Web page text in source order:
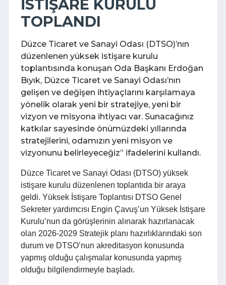
İSTİŞARE KURULU
TOPLANDI
Düzce Ticaret ve Sanayi Odası (DTSO)’nın
düzenlenen yüksek istişare kurulu
toplantısında konuşan Oda Başkanı Erdoğan
Bıyık, Düzce Ticaret ve Sanayi Odası’nın
gelişen ve değişen ihtiyaçlarını karşılamaya
yönelik olarak yeni bir stratejiye, yeni bir
vizyon ve misyona ihtiyacı var. Sunacağınız
katkılar sayesinde önümüzdeki yıllarında
stratejilerini, odamızın yeni misyon ve
vizyonunu belirleyeceğiz” ifadelerini kullandı.
Düzce Ticaret ve Sanayi Odası (DTSO) yüksek
istişare kurulu düzenlenen toplantıda bir araya
geldi. Yüksek İstişare Toplantısı DTSO Genel
Sekreter yardımcısı Engin Çavuş’un Yüksek İstişare
Kurulu’nun da görüşlerinin alınarak hazırlanacak
olan 2026-2029 Stratejik planı hazırlıklarındaki son
durum ve DTSO’nun akreditasyon konusunda
yapmış olduğu çalışmalar konusunda yapmış
olduğu bilgilendirmeyle başladı.